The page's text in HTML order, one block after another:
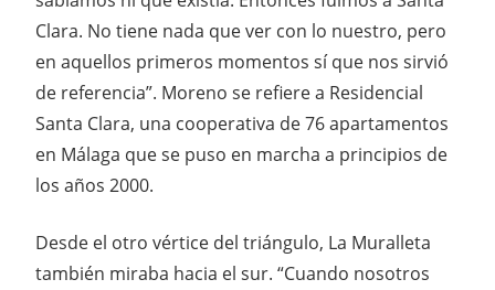
Clara. No tiene nada que ver con lo nuestro, pero
en aquellos primeros momentos sí que nos sirvió
de referencia”. Moreno se refiere a Residencial
Santa Clara, una cooperativa de 76 apartamentos
en Málaga que se puso en marcha a principios de
los años 2000.
Desde el otro vértice del triángulo, La Muralleta
también miraba hacia el sur. “Cuando nosotros